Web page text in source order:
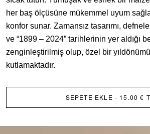
her baş ölçüsüne mükemmel uyum
konfor sunar. Zamansız tasarımı,
ve “1899 – 2024” tarihlerinin yer aldığı
zenginleştirilmiş olup, özel bir yıldönümü
kutlamaktadır.
SEPETE EKLE - 15.00 €